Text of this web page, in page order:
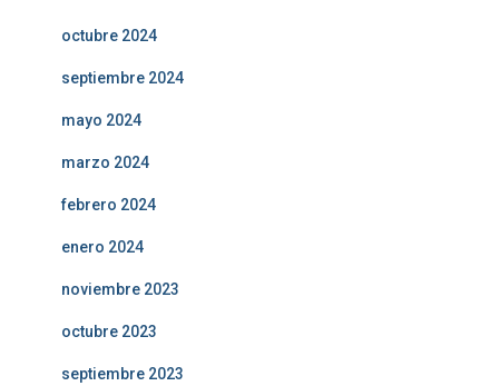
octubre 2024
septiembre 2024
mayo 2024
marzo 2024
febrero 2024
enero 2024
noviembre 2023
octubre 2023
septiembre 2023